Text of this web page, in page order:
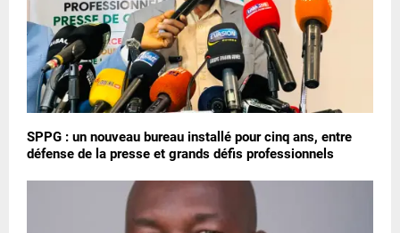
SPPG : un nouveau bureau installé pour cinq ans, entre
défense de la presse et grands défis professionnels